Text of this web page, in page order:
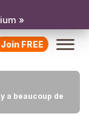
»
Join FREE
a beaucoup de